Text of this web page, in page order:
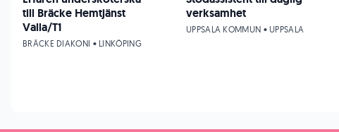
till Bräcke Hemtjänst
Valla/T1
BRÄCKE DIAKONI • LINKÖPING
verksamhet
UPPSALA KOMMUN • UPPSALA